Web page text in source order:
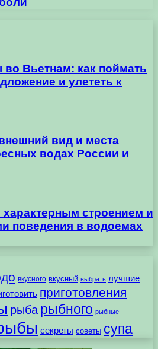
Вьетнам: как поймать
и улететь к
вид и места
водах России и
строением и
поведения в водоемах
вкусного вкусный выбрать лучшие
приготовления
рыба рыбного рыбные
секреты советы супа